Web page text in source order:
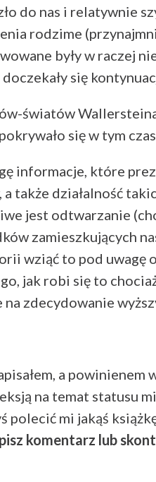
do nas i relatywnie
rodzime
były w raczej
się
światów
się w tym
informacje, które
także działalność
jest odtwarzanie
zamieszkujących
wziąć to pod uwagę
jak robi się to
na zdecydowanie
a powinienem
na temat statusu
polecić mi jakąś
komentarz lub